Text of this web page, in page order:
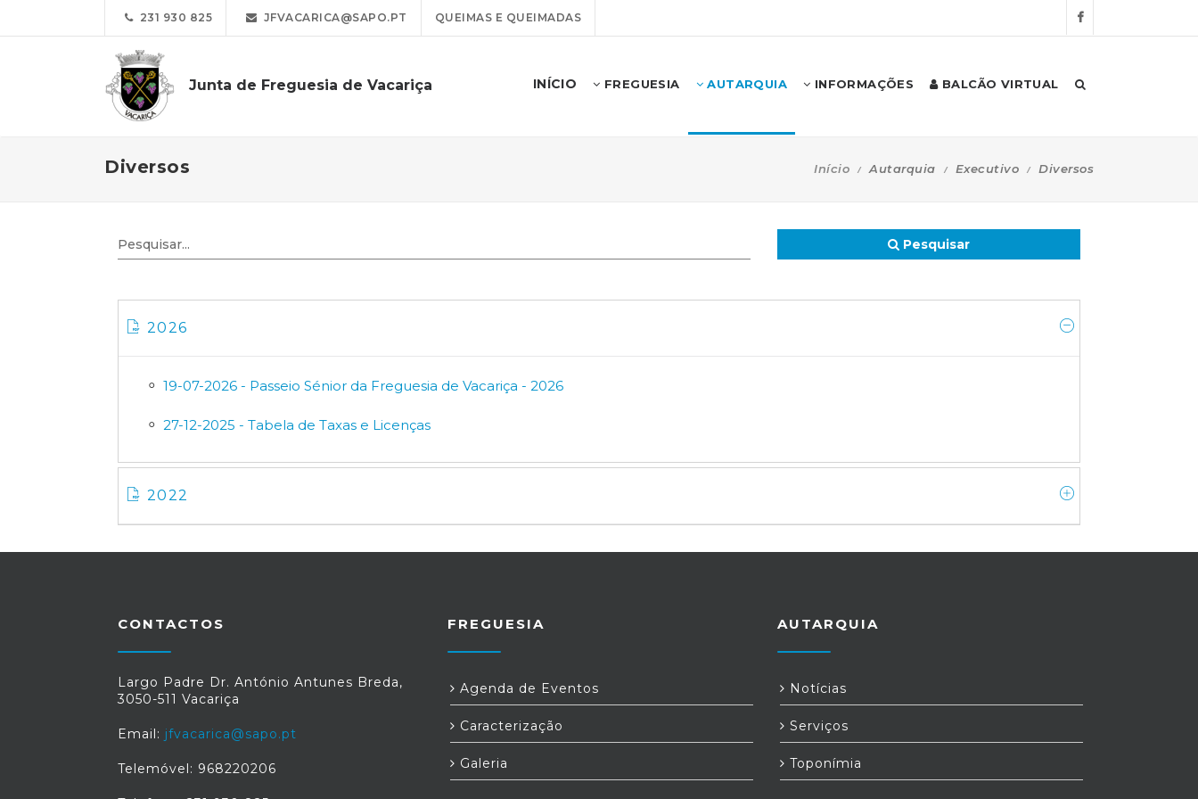
231 930 825 JFVACARICA@SAPO.PT QUEIMAS E QUEIMADAS
Junta de Freguesia de Vacariça INÍCIO FREGUESIA AUTARQUIA INFORMAÇÕES BALCÃO VIRTUAL
Diversos Início Autarquia Executivo Diversos
Pesquisar
2026
19-07-2026 - Passeio Sénior da Freguesia de Vacariça - 2026
27-12-2025 - Tabela de Taxas e Licenças
2022
CONTACTOS
Largo Padre Dr. António Antunes Breda,
3050-511 Vacariça
Email: jfvacarica@sapo.pt
Telemóvel: 968220206
FREGUESIA
Agenda de Eventos
Caracterização
Galeria
AUTARQUIA
Notícias
Serviços
Toponímia